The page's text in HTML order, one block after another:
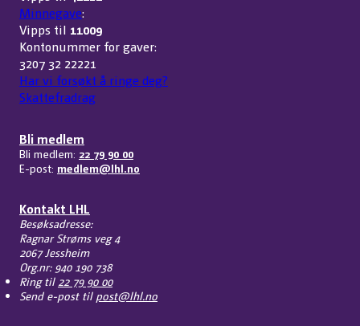
Minnegave:
Vipps til 11009
Kontonummer for gaver:
3207 32 22221
Har vi forsøkt å ringe deg?
Skattefradrag
Bli medlem
Bli medlem: 22 79 90 00
E-post: medlem@lhl.no
Kontakt LHL
Besøksadresse:
Ragnar Strøms veg 4
2067 Jessheim
Org.nr: 940 190 738
Ring til 22 79 90 00
Send e-post til post@lhl.no